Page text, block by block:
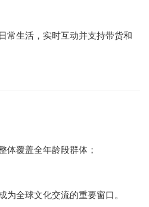
常生活，实时互动并支持带货和
体覆盖全年龄段群体；
为全球文化交流的重要窗口。